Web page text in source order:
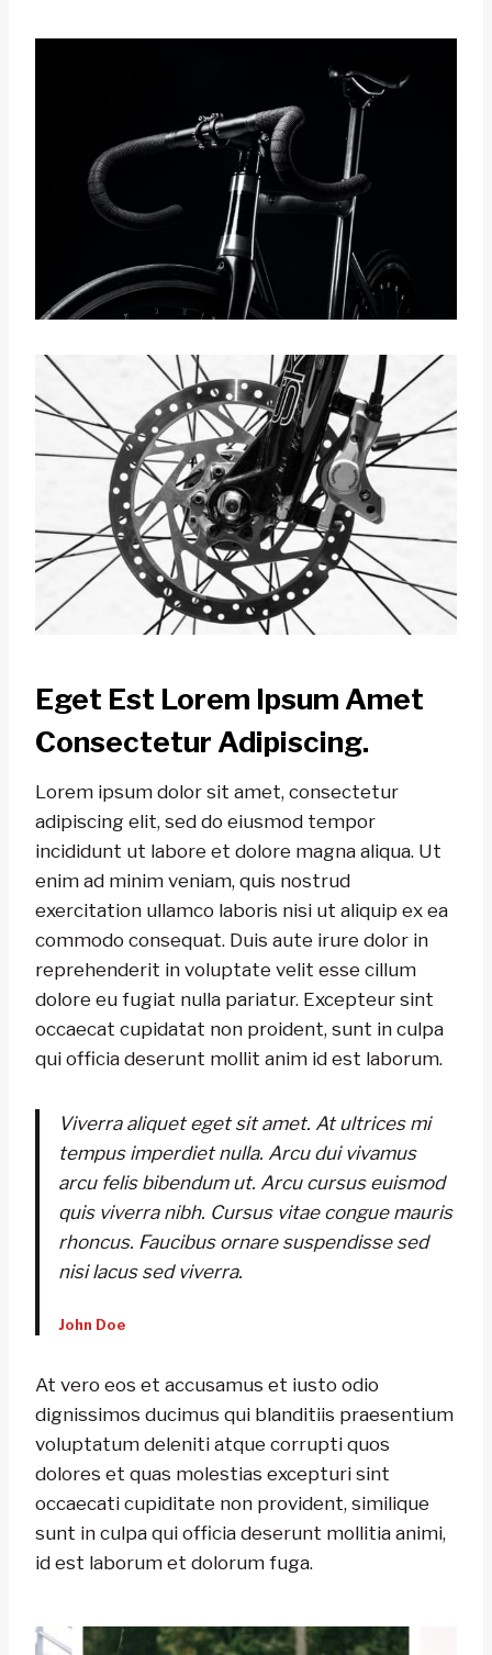
Eget Est Lorem Ipsum Amet
Consectetur Adipiscing.
Lorem ipsum dolor sit amet, consectetur
adipiscing elit, sed do eiusmod tempor
incididunt ut labore et dolore magna aliqua. Ut
enim ad minim veniam, quis nostrud
exercitation ullamco laboris nisi ut aliquip ex ea
commodo consequat. Duis aute irure dolor in
reprehenderit in voluptate velit esse cillum
dolore eu fugiat nulla pariatur. Excepteur sint
occaecat cupidatat non proident, sunt in culpa
qui officia deserunt mollit anim id est laborum.
Viverra aliquet eget sit amet. At ultrices mi
tempus imperdiet nulla. Arcu dui vivamus
arcu felis bibendum ut. Arcu cursus euismod
quis viverra nibh. Cursus vitae congue mauris
rhoncus. Faucibus ornare suspendisse sed
nisi lacus sed viverra.
John Doe
At vero eos et accusamus et iusto odio
dignissimos ducimus qui blanditiis praesentium
voluptatum deleniti atque corrupti quos
dolores et quas molestias excepturi sint
occaecati cupiditate non provident, similique
sunt in culpa qui officia deserunt mollitia animi,
id est laborum et dolorum fuga.